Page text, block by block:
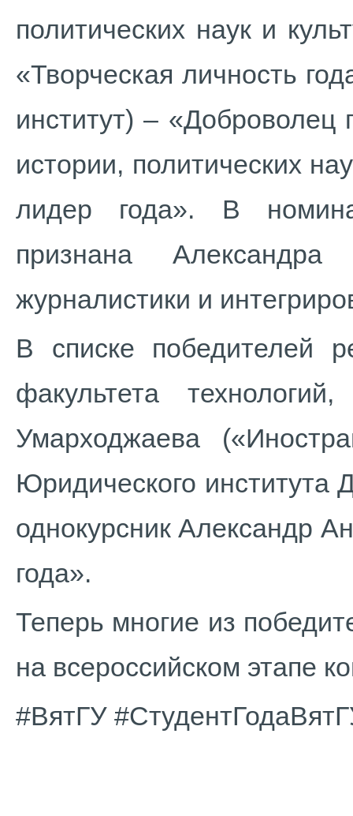
политических наук и
«Творческая личность
институт) – «Доброволец
истории, политических
лидер года». В
признана
журналистики и
В списке победителей
факультета
Умарходжаева
Юридического института
однокурсник Александр
года».
Теперь многие из
на всероссийском этапе
#ВятГУ